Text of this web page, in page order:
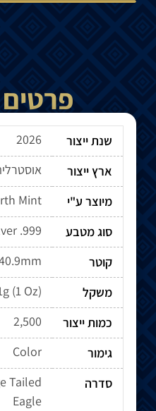
פרטים
שנת ייצור
2026
ארץ ייצור
מיוצר ע"י
Mint
סוג מטבע
.999
קוטר
משקל
(1 Oz)
כמות ייצור
2,500
גימור
Color
סדרה
Tailed
Eagle